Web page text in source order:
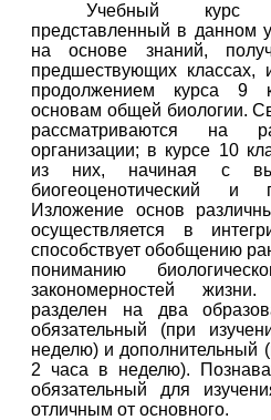
Учебный курс
представленный в данном
на основе знаний,
предшествующих классах,
продолжением курса 9
основам общей биологии.
рассматриваются на
организации; в курсе 10
из них, начиная с
биогеоценотический и
Изложение основ
осуществляется в
способствует обобщению
пониманию
закономерностей
разделен на два
обязательный (при
неделю) и дополнительный
2 часа в неделю).
обязательный для
отличным от основного.